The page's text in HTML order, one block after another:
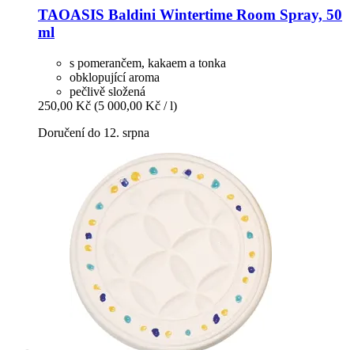
TAOASIS Baldini Wintertime Room Spray, 50
ml
s pomerančem, kakaem a tonka
obklopující aroma
pečlivě složená
250,00 Kč (5 000,00 Kč / l)
Doručení do 12. srpna